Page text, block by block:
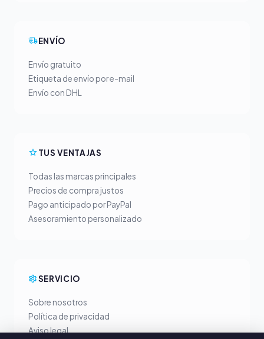
ENVÍO
Envío gratuito
Etiqueta de envío por e-mail
Envío con DHL
TUS VENTAJAS
Todas las marcas principales
Precios de compra justos
Pago anticipado por PayPal
Asesoramiento personalizado
SERVICIO
Sobre nosotros
Política de privacidad
Aviso legal